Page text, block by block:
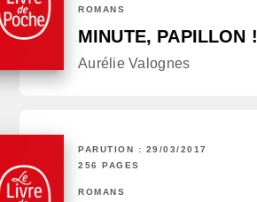
ROMANS
MINUTE, PAPILLON !
Aurélie Valognes
PARUTION : 29/03/2017
256 PAGES
ROMANS